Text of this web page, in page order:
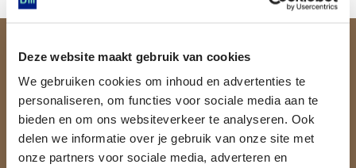
Deze website maakt gebruik van cookies
We gebruiken cookies om inhoud en advertenties te
personaliseren, om functies voor sociale media aan te
bieden en om ons websiteverkeer te analyseren. Ook
delen we informatie over je gebruik van onze site met
onze partners voor sociale media, adverteren en
Drents Museum
Brink 1, 9401 HS Assen
0592 - 377 773
info@drentsmuseum.nl